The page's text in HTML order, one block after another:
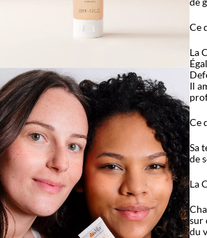
Ce
La
Il
Ce
Sa
de
La
sur
du